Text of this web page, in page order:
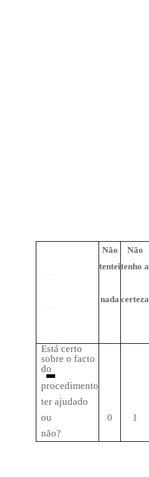
Não
tentei
Não
tenho a
nada certeza
Está certo
sobre o facto
do
procedimento
ter ajudado
ou
0 1
não?